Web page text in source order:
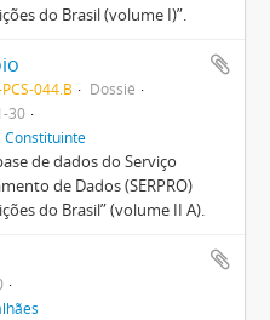
do Brasil (volume I)”.
044.B
Dossiê
30
Constituinte
de dados do Serviço
de Dados (SERPRO)
do Brasil” (volume II A).